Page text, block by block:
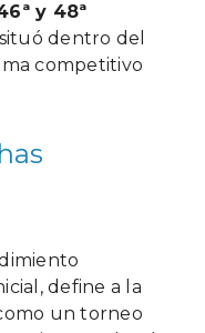
y 48ª
dentro del
competitivo
define a la
un torneo